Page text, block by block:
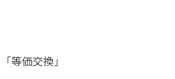
「等価交換」